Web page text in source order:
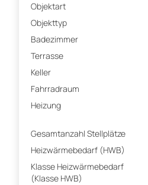
Objektart
Objekttyp
Badezimmer
Terrasse
Keller
Fahrradraum
Heizung
Gesamtanzahl Stellplätze
Heizwärmebedarf (HWB)
Klasse Heizwärmebedarf
(Klasse HWB)